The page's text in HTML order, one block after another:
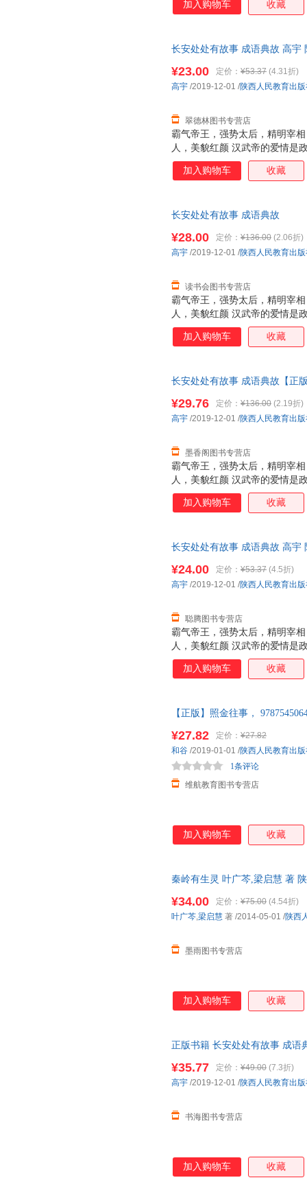
王昭君远嫁匈奴之后命运如何
会被车裂？可谓“作法自毙” 汉
河为何还能出个成语？“泾渭分
帝时期酷吏的一生“一意孤行”
加入购物车 收藏
长安处处有故事 成语典故 高宇
霸气帝王，强势太后，精明宰
人，美貌红颜 汉武帝的爱情是
的婚姻生活吗？他们就是“覆水
王昭君远嫁匈奴之后命运如何
会被车裂？可谓“作法自毙” 汉
河为何还能出个成语？“泾渭分
帝时期酷吏的一生——“一意孤
¥23.00 定价： ¥53.37 (4.31折)
翠德林图书专营店
高宇 /2019-12-01 /陕西人民教育出
加入购物车 收藏
长安处处有故事 成语典故
霸气帝王，强势太后，精明宰
人，美貌红颜 汉武帝的爱情是
的婚姻生活吗？他们就是“覆水
王昭君远嫁匈奴之后命运如何
会被车裂？可谓“作法自毙” 汉
河为何还能出个成语？“泾渭分
帝时期酷吏的一生——“一意孤
¥28.00 定价： ¥136.00 (2.06折)
读书会图书专营店
高宇 /2019-12-01 /陕西人民教育出
加入购物车 收藏
长安处处有故事 成语典故【正
霸气帝王，强势太后，精明宰
人，美貌红颜 汉武帝的爱情是
的婚姻生活吗？他们就是“覆水
王昭君远嫁匈奴之后命运如何
会被车裂？可谓“作法自毙” 汉
河为何还能出个成语？“泾渭分
帝时期酷吏的一生——“一意孤
¥29.76 定价： ¥136.00 (2.19折)
墨香阁图书专营店
高宇 /2019-12-01 /陕西人民教育出
加入购物车 收藏
长安处处有故事 成语典故 高宇
霸气帝王，强势太后，精明宰
人，美貌红颜 汉武帝的爱情是
的婚姻生活吗？他们就是“覆水
王昭君远嫁匈奴之后命运如何
会被车裂？可谓“作法自毙” 汉
河为何还能出个成语？“泾渭分
帝时期酷吏的一生——“一意孤
¥24.00 定价： ¥53.37 (4.5折)
聪腾图书专营店
高宇 /2019-12-01 /陕西人民教育出
加入购物车 收藏
【正版】照金往事，
¥27.82 定价： ¥27.82
维航教育图书专营店
1条评论
和谷 /2019-01-01 /陕西人民教育出
加入购物车 收藏
秦岭有生灵 叶广芩,梁启慧 著
¥34.00 定价： ¥75.00 (4.54折)
墨雨图书专营店
叶广芩,梁启慧 著 /2014-05-01 /陕西
加入购物车 收藏
正版书籍 长安处处有故事 成语
¥35.77 定价： ¥49.00 (7.3折)
书海图书专营店
高宇 /2019-12-01 /陕西人民教育出
加入购物车 收藏